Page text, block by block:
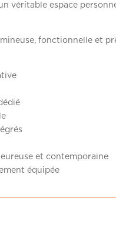
véritable espace
fonctionnelle et
et contemporaine
équipée